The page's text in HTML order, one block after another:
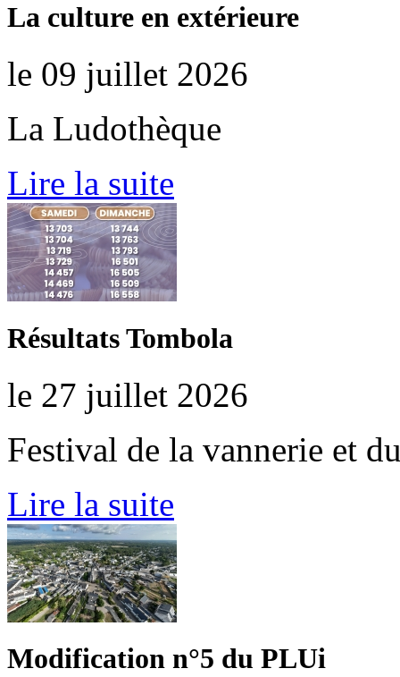
La culture en extérieure
le 09 juillet 2026
La Ludothèque
Lire la suite
Résultats Tombola
le 27 juillet 2026
Festival de la vannerie et
Lire la suite
Modification n°5 du PLUi